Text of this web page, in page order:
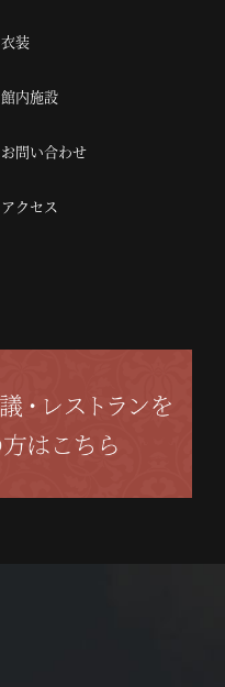
衣装
館内施設
お問い合わせ
アクセス